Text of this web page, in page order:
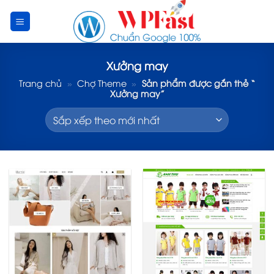
Xưởng may
Trang chủ » Chợ Theme » Sản phẩm được gắn thẻ “
Xưởng may”